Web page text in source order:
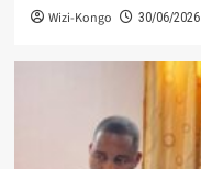
Wizi-Kongo 30/06/2026